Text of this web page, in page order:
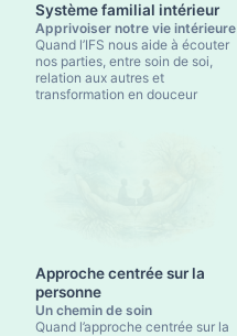
Système familial intérieur
Apprivoiser notre vie intérieure
Quand l’IFS nous aide à écouter
nos parties, entre soin de soi,
relation aux autres et
transformation en douceur
Approche centrée sur la
personne
Un chemin de soin
Quand l’approche centrée sur la